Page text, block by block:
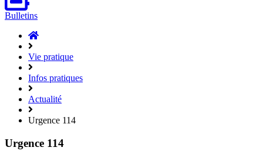
Bulletins
Accueil
Vie pratique
Infos pratiques
Actualité
Urgence 114
Urgence 114